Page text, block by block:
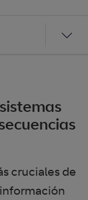
cruciales de